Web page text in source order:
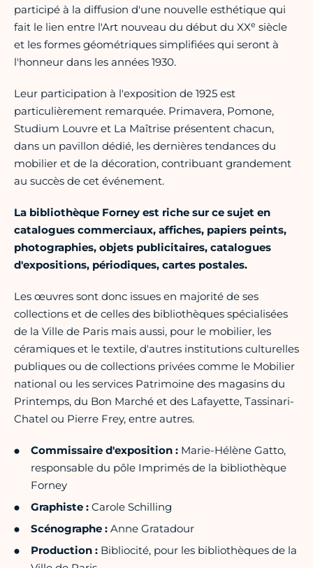
participé à la diffusion d'une nouvelle esthétique qui
fait le lien entre l'Art nouveau du début du XXe siècle
et les formes géométriques simplifiées qui seront à
l'honneur dans les années 1930.
Leur participation à l'exposition de 1925 est
particulièrement remarquée. Primavera, Pomone,
Studium Louvre et La Maîtrise présentent chacun,
dans un pavillon dédié, les dernières tendances du
mobilier et de la décoration, contribuant grandement
au succès de cet événement.
La bibliothèque Forney est riche sur ce sujet en
catalogues commerciaux, affiches, papiers peints,
photographies, objets publicitaires, catalogues
d'expositions, périodiques, cartes postales.
Les œuvres sont donc issues en majorité de ses
collections et de celles des bibliothèques spécialisées
de la Ville de Paris mais aussi, pour le mobilier, les
céramiques et le textile, d'autres institutions culturelles
publiques ou de collections privées comme le Mobilier
national ou les services Patrimoine des magasins du
Printemps, du Bon Marché et des Lafayette, Tassinari-
Chatel ou Pierre Frey, entre autres.
Commissaire d'exposition : Marie-Hélène Gatto,
responsable du pôle Imprimés de la bibliothèque
Forney
Graphiste : Carole Schilling
Scénographe : Anne Gratadour
Production : Bibliocité, pour les bibliothèques de la